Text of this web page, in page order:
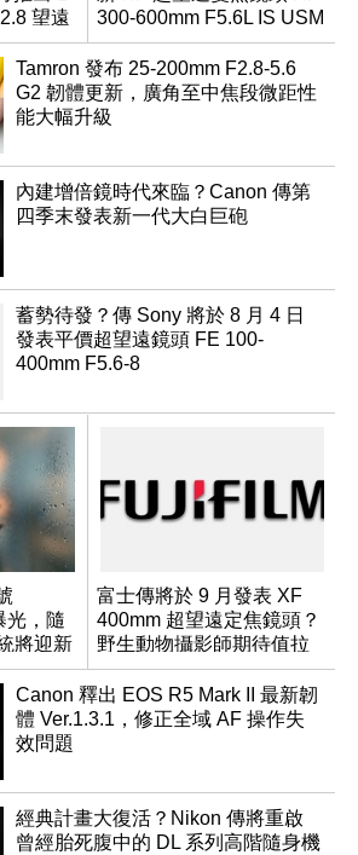
望遠
300-600mm F5.6L IS USM
Tamron 發布 25-200mm F2.8-5.6
G2 韌體更新，廣角至中焦段微距性
能大幅升級
內建增倍鏡時代來臨？Canon 傳第
四季末發表新一代大白巨砲
蓄勢待發？傳 Sony 將於 8 月 4 日
發表平價超望遠鏡頭 FE 100-
400mm F5.6-8
光，隨
將迎新
富士傳將於 9 月發表 XF
400mm 超望遠定焦鏡頭？
野生動物攝影師期待值拉
滿
Canon 釋出 EOS R5 Mark II 最新韌
體 Ver.1.3.1，修正全域 AF 操作失
效問題
經典計畫大復活？Nikon 傳將重啟
曾經胎死腹中的 DL 系列高階隨身機